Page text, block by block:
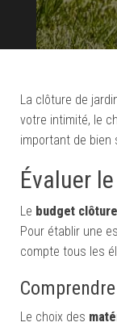
La clôture de
votre intimité, le
important de bien
Évaluer
Le budget clôture
Pour établir une
compte tous les
Le choix des